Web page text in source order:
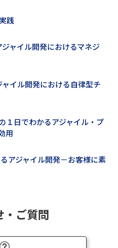
践
ジャイル開発におけるマネジ
ャイル開発における自律型チ
１日でわかるアジャイル・プ
用
アジャイル開発－お客様に素
・ご質問